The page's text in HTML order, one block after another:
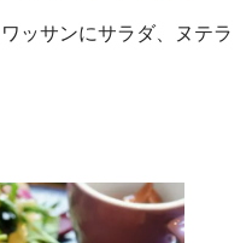
ッサンにサラダ、ヌテラ